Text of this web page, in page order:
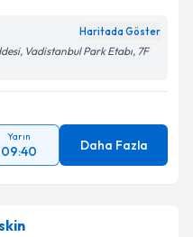
Haritada Göster
Vadistanbul Park Etabı, 7F
Yarın
09:40 Daha Fazla